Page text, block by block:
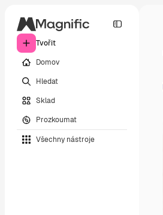
Tvořit
Domov
Hledat
Sklad
Prozkoumat
Všechny nástroje